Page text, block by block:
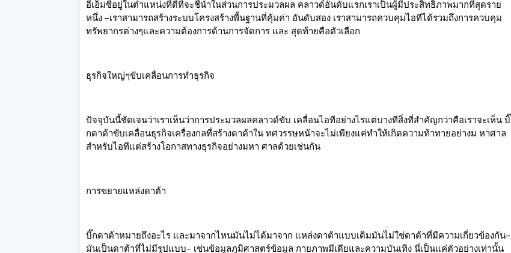
อีเอ็มซีอยู่ในตำแหน่งที่ดีที่จะชี้นำในส่วนการประมวลผล คลาวด์อันดับแรกเราเป็นผู้มีประสิทธิภาพมากที่สุดราย
หนึ่ง –เราสามารถสร้างระบบโครงสร้างพื้นฐานที่คุ้มค่า อันดับสอง เราสามารถควบคุมไอทีได้รวมถึงการควบคุม
ทรัพยากรต่างๆและความต้องการด้านการจัดการ และ สุดท้ายคือตัวเลือก
ธุรกิจใหญ่ๆขับเคลื่อนการทำธุรกิจ
ปัจจุบันนี้ชัดเจนว่าเราเห็นว่าการประมวลผลคลาวด์ขับ เคลื่อนไอทีอย่างไรแต่บางทีสิ่งที่สำคัญกว่าคือเราจะเห็น บิ๊
กดาต้าขับเคลื่อนธุรกิจเครื่องกลที่สร้างดาต้าใน ทศวรรษหน้าจะไม่เพียงแค่ทำให้เกิดความท้าทายอย่างม หาศาล
สำหรับไอทีแต่สร้างโอกาสทางธุรกิจอย่างมหา ศาลด้วยเช่นกัน
การขยายแหล่งดาต้า
บิ๊กดาต้าหมายถึงอะไร และมาจากไหนมันไม่ได้มาจาก แหล่งดาต้าแบบเดิมมันไม่ใช่ดาต้าที่มีความเกี่ยวข้องกัน–
มันเป็นดาต้าที่ไม่มีรูปแบบ– เช่นข้อมูลภูมิศาสตร์ข้อมูล กายภาพมีเดียและความบันเทิง นี่เป็นแค่ตัวอย่างเท่านั้น